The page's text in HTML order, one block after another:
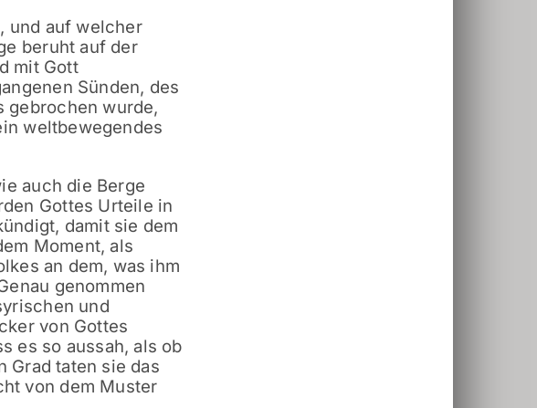
und auf welcher
beruht auf der
mit Gott
Sünden, des
gebrochen wurde,
weltbewegendes
auch die Berge
Gottes Urteile in
damit sie dem
Moment, als
an dem, was ihm
genommen
und
von Gottes
es so aussah, als ob
Grad taten sie das
von dem Muster